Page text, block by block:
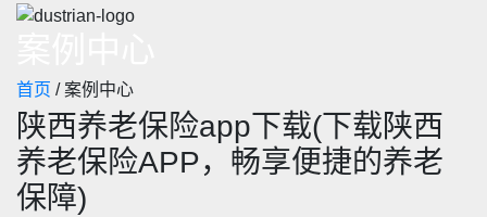
首页 / 案例中心
陕西养老保险app下载(下载陕西
养老保险APP，畅享便捷的养老
保障)